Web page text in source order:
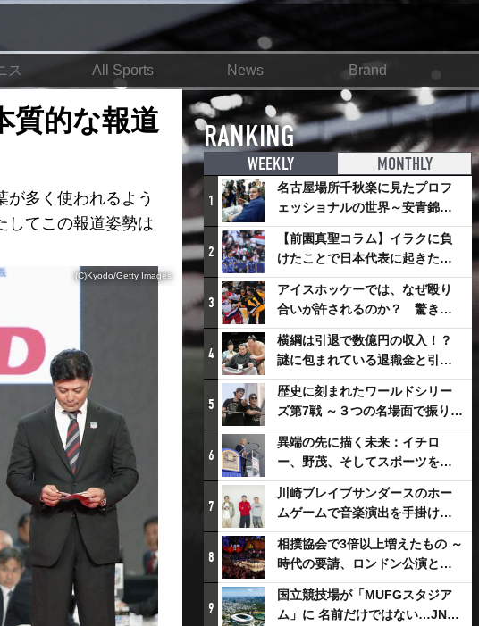
ス All Sports News Brand
質的な報道
多く使われるよう
してこの報道姿勢は
(C)Kyodo/Getty Images
RANKING
WEEKLY MONTHLY
1
名古屋場所千秋楽に見たプロフ
ェッショナルの世界～安青錦の
優勝を巡るさまざまなドラマ
2
【前園真聖コラム】イラクに負
けたことで日本代表に起きたプ
ラスとは
3
アイスホッケーでは、なぜ殴り
合いが許されるのか？ 驚きの
「ファイティング」ルールにつ
いて
4
横綱は引退で数億円の収入！？
謎に包まれている退職金と引退
相撲興行
5
歴史に刻まれたワールドシリー
ズ第7戦 ～３つの名場面で振り返
る～
6
異端の先に描く未来：イチロ
ー、野茂、そしてスポーツを支
える科学界の挑戦
7
川崎ブレイブサンダースのホー
ムゲームで音楽演出を手掛ける
スチャダラパーが川崎新！アリ
ーナシティ・プロジェクトを語
る 「楽しみでしかないでしょ。
川崎は、ずっと成長曲線だか
ら」
8
相撲協会で3倍以上増えたもの ～
時代の要請、ロンドン公演と古
式大相撲
9
国立競技場が「MUFGスタジア
ム」に 名前だけではない…JNSE